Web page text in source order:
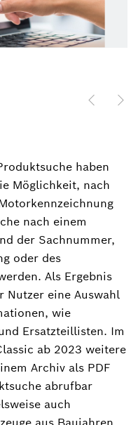
haben
Möglichkeit, nach
nach einem
der Sachnummer,
oder des
Als Ergebnis
Nutzer eine Auswahl
wie
Ersatzteillisten. Im
ab 2023 weitere
Archiv als PDF
abrufbar
auch